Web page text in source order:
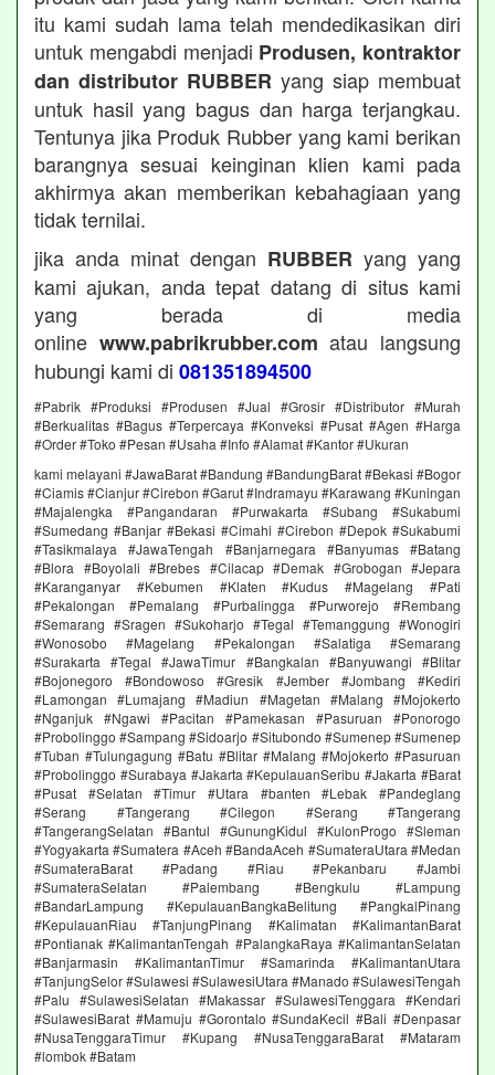
itu kami sudah lama telah mendedikasikan diri
untuk mengabdi menjadi Produsen, kontraktor
dan distributor RUBBER yang siap membuat
untuk hasil yang bagus dan harga terjangkau.
Tentunya jika Produk Rubber yang kami berikan
barangnya sesuai keinginan klien kami pada
akhirmya akan memberikan kebahagiaan yang
tidak ternilai.
jika anda minat dengan RUBBER yang yang
kami ajukan, anda tepat datang di situs kami
yang berada di media
online www.pabrikrubber.com atau langsung
hubungi kami di 081351894500
#Pabrik #Produksi #Produsen #Jual #Grosir #Distributor #Murah
#Berkualitas #Bagus #Terpercaya #Konveksi #Pusat #Agen #Harga
#Order #Toko #Pesan #Usaha #Info #Alamat #Kantor #Ukuran
kami melayani #JawaBarat #Bandung #BandungBarat #Bekasi #Bogor
#Ciamis #Cianjur #Cirebon #Garut #Indramayu #Karawang #Kuningan
#Majalengka #Pangandaran #Purwakarta #Subang #Sukabumi
#Sumedang #Banjar #Bekasi #Cimahi #Cirebon #Depok #Sukabumi
#Tasikmalaya #JawaTengah #Banjarnegara #Banyumas #Batang
#Blora #Boyolali #Brebes #Cilacap #Demak #Grobogan #Jepara
#Karanganyar #Kebumen #Klaten #Kudus #Magelang #Pati
#Pekalongan #Pemalang #Purbalingga #Purworejo #Rembang
#Semarang #Sragen #Sukoharjo #Tegal #Temanggung #Wonogiri
#Wonosobo #Magelang #Pekalongan #Salatiga #Semarang
#Surakarta #Tegal #JawaTimur #Bangkalan #Banyuwangi #Blitar
#Bojonegoro #Bondowoso #Gresik #Jember #Jombang #Kediri
#Lamongan #Lumajang #Madiun #Magetan #Malang #Mojokerto
#Nganjuk #Ngawi #Pacitan #Pamekasan #Pasuruan #Ponorogo
#Probolinggo #Sampang #Sidoarjo #Situbondo #Sumenep #Sumenep
#Tuban #Tulungagung #Batu #Blitar #Malang #Mojokerto #Pasuruan
#Probolinggo #Surabaya #Jakarta #KepulauanSeribu #Jakarta #Barat
#Pusat #Selatan #Timur #Utara #banten #Lebak #Pandeglang
#Serang #Tangerang #Cilegon #Serang #Tangerang
#TangerangSelatan #Bantul #GunungKidul #KulonProgo #Sleman
#Yogyakarta #Sumatera #Aceh #BandaAceh #SumateraUtara #Medan
#SumateraBarat #Padang #Riau #Pekanbaru #Jambi
#SumateraSelatan #Palembang #Bengkulu #Lampung
#BandarLampung #KepulauanBangkaBelitung #PangkalPinang
#KepulauanRiau #TanjungPinang #Kalimatan #KalimantanBarat
#Pontianak #KalimantanTengah #PalangkaRaya #KalimantanSelatan
#Banjarmasin #KalimantanTimur #Samarinda #KalimantanUtara
#TanjungSelor #Sulawesi #SulawesiUtara #Manado #SulawesiTengah
#Palu #SulawesiSelatan #Makassar #SulawesiTenggara #Kendari
#SulawesiBarat #Mamuju #Gorontalo #SundaKecil #Bali #Denpasar
#NusaTenggaraTimur #Kupang #NusaTenggaraBarat #Mataram
#lombok #Batam